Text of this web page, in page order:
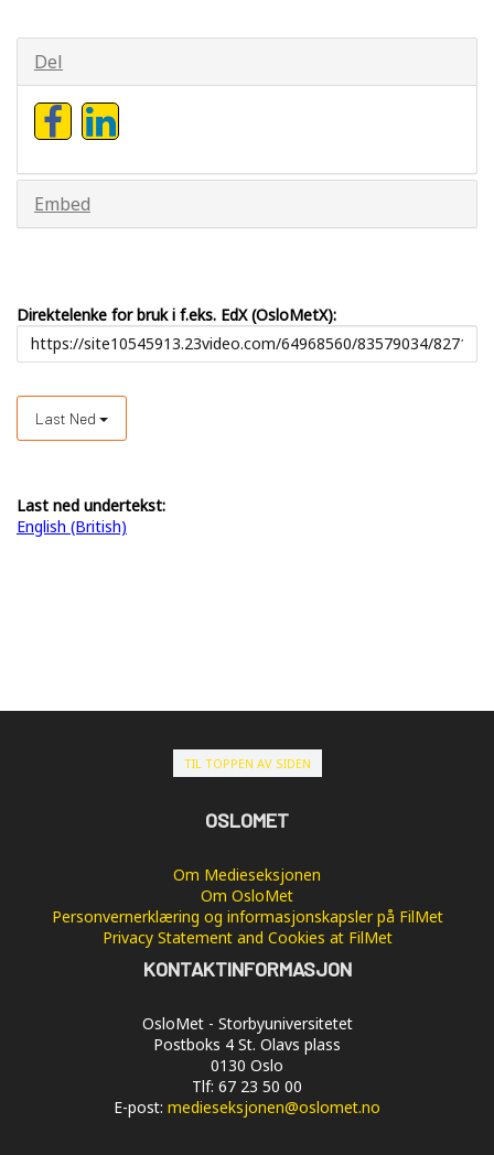
Del
Embed
Direktelenke for bruk i f.eks. EdX (OsloMetX):
Last Ned
Last ned undertekst:
English (British)
TIL TOPPEN AV SIDEN
OSLOMET
Om Medieseksjonen
Om OsloMet
Personvernerklæring og informasjonskapsler på FilMet
Privacy Statement and Cookies at FilMet
KONTAKTINFORMASJON
OsloMet - Storbyuniversitetet
Postboks 4 St. Olavs plass
0130 Oslo
Tlf: 67 23 50 00
E-post: medieseksjonen@oslomet.no